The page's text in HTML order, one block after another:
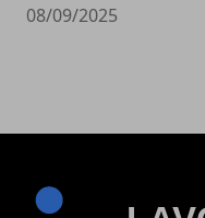
08/09/2025